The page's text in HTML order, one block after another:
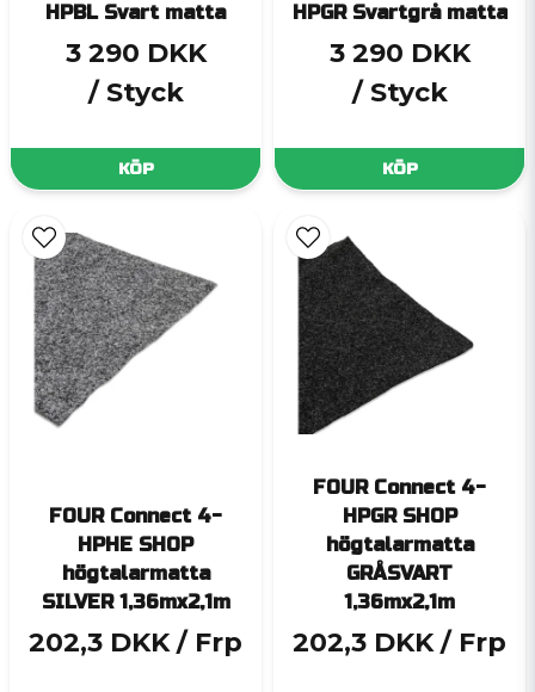
HPBL Svart matta
3 290 DKK
/ Styck
KÖP
HPGR Svartgrå matta
3 290 DKK
/ Styck
KÖP
FOUR Connect 4-
HPHE SHOP
högtalarmatta
SILVER 1,36mx2,1m
202,3 DKK / Frp
FOUR Connect 4-
HPGR SHOP
högtalarmatta
GRÅSVART
1,36mx2,1m
202,3 DKK / Frp